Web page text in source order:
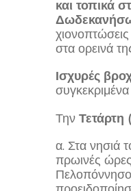
και τοπικά
στα ορεινά
Ισχυρές
Την
α. Στα νησιά
πρωινές ώρες